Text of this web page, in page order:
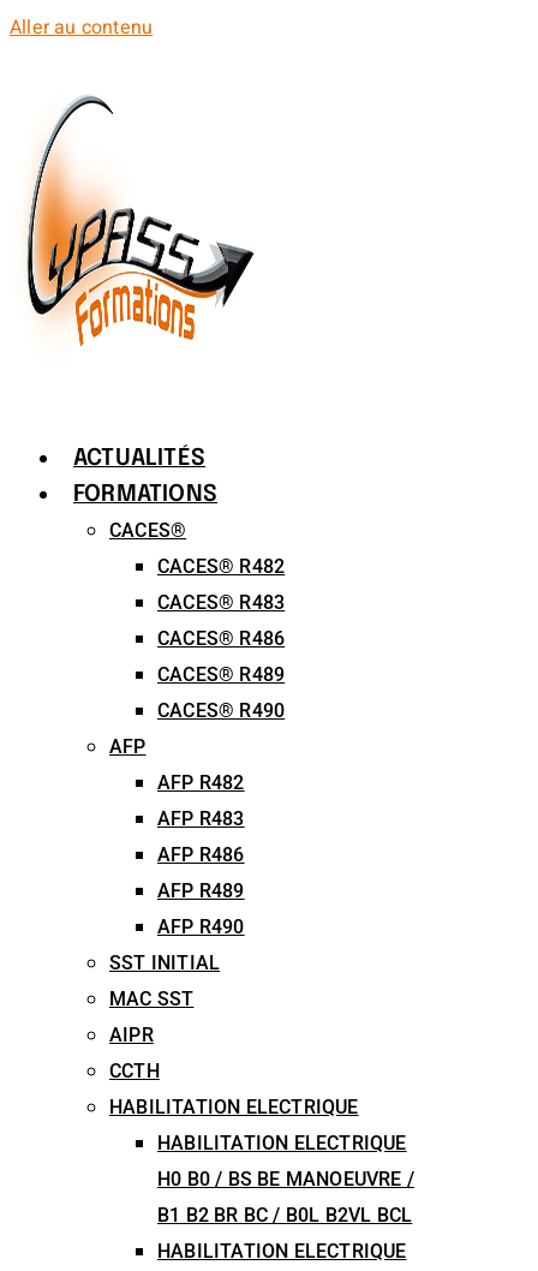
Aller au contenu
ACTUALITÉS
FORMATIONS
CACES®
CACES® R482
CACES® R483
CACES® R486
CACES® R489
CACES® R490
AFP
AFP R482
AFP R483
AFP R486
AFP R489
AFP R490
SST INITIAL
MAC SST
AIPR
CCTH
HABILITATION ELECTRIQUE
HABILITATION ELECTRIQUE
H0 B0 / BS BE MANOEUVRE /
B1 B2 BR BC / B0L B2VL BCL
HABILITATION ELECTRIQUE